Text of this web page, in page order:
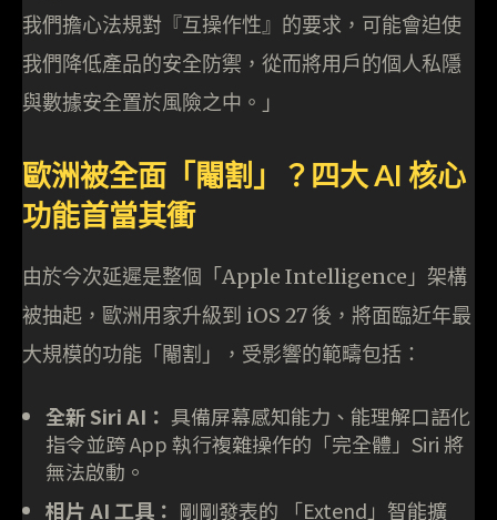
我們擔心法規對『互操作性』的要求，可能會迫使
我們降低產品的安全防禦，從而將用戶的個人私隱
與數據安全置於風險之中。」
歐洲被全面「閹割」？四大 AI 核心
功能首當其衝
由於今次延遲是整個「Apple Intelligence」架構
被抽起，歐洲用家升級到 iOS 27 後，將面臨近年最
大規模的功能「閹割」，受影響的範疇包括：
全新 Siri AI： 具備屏幕感知能力、能理解口語化
指令並跨 App 執行複雜操作的「完全體」Siri 將
無法啟動。
相片 AI 工具： 剛剛發表的 「Extend」智能擴